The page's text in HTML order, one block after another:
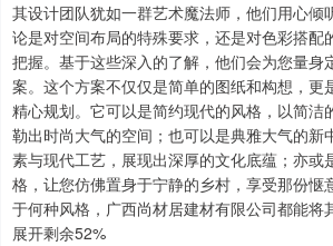
其设计团队犹如一群艺术魔法师，他们用心倾
论是对空间布局的特殊要求，还是对色彩搭配
把握。基于这些深入的了解，他们会为您量身
案。这个方案不仅仅是简单的图纸和构想，更
精心规划。它可以是简约现代的风格，以简洁
勒出时尚大气的空间；也可以是典雅大气的新
素与现代工艺，展现出深厚的文化底蕴；亦或
格，让您仿佛置身于宁静的乡村，享受那份惬
于何种风格，广西尚材居建材有限公司都能将
展开剩余52%